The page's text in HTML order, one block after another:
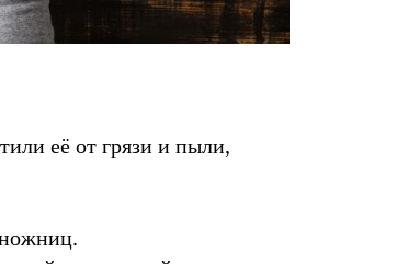
её от грязи и пыли,